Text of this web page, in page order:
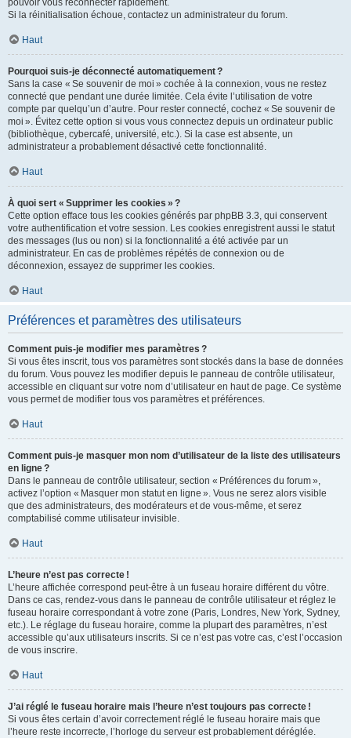
pouvoir vous reconnecter rapidement.
Si la réinitialisation échoue, contactez un administrateur du forum.
Haut
Pourquoi suis-je déconnecté automatiquement ?
Sans la case « Se souvenir de moi » cochée à la connexion, vous ne restez
connecté que pendant une durée limitée. Cela évite l’utilisation de votre
compte par quelqu’un d’autre. Pour rester connecté, cochez « Se souvenir de
moi ». Évitez cette option si vous vous connectez depuis un ordinateur public
(bibliothèque, cybercafé, université, etc.). Si la case est absente, un
administrateur a probablement désactivé cette fonctionnalité.
Haut
À quoi sert « Supprimer les cookies » ?
Cette option efface tous les cookies générés par phpBB 3.3, qui conservent
votre authentification et votre session. Les cookies enregistrent aussi le statut
des messages (lus ou non) si la fonctionnalité a été activée par un
administrateur. En cas de problèmes répétés de connexion ou de
déconnexion, essayez de supprimer les cookies.
Haut
Préférences et paramètres des utilisateurs
Comment puis-je modifier mes paramètres ?
Si vous êtes inscrit, tous vos paramètres sont stockés dans la base de données
du forum. Vous pouvez les modifier depuis le panneau de contrôle utilisateur,
accessible en cliquant sur votre nom d’utilisateur en haut de page. Ce système
vous permet de modifier tous vos paramètres et préférences.
Haut
Comment puis-je masquer mon nom d’utilisateur de la liste des utilisateurs
en ligne ?
Dans le panneau de contrôle utilisateur, section « Préférences du forum »,
activez l’option « Masquer mon statut en ligne ». Vous ne serez alors visible
que des administrateurs, des modérateurs et de vous-même, et serez
comptabilisé comme utilisateur invisible.
Haut
L’heure n’est pas correcte !
L’heure affichée correspond peut-être à un fuseau horaire différent du vôtre.
Dans ce cas, rendez-vous dans le panneau de contrôle utilisateur et réglez le
fuseau horaire correspondant à votre zone (Paris, Londres, New York, Sydney,
etc.). Le réglage du fuseau horaire, comme la plupart des paramètres, n’est
accessible qu’aux utilisateurs inscrits. Si ce n’est pas votre cas, c’est l’occasion
de vous inscrire.
Haut
J’ai réglé le fuseau horaire mais l’heure n’est toujours pas correcte !
Si vous êtes certain d’avoir correctement réglé le fuseau horaire mais que
l’heure reste incorrecte, l’horloge du serveur est probablement déréglée.